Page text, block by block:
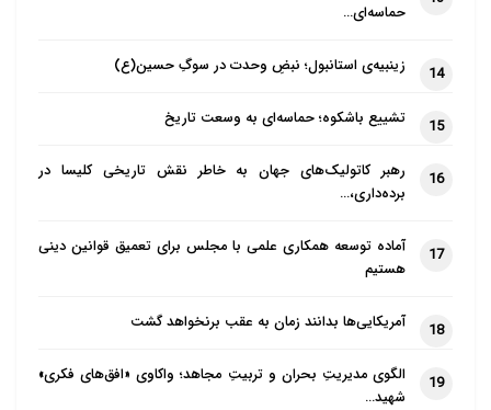
حماسه‌ای…
14 زینبیه‌ی استانبول؛ نبضِ وحدت در سوگِ حسین(ع)
15 تشییع باشکوه؛ حماسه‌ای به وسعت تاریخ
16
رهبر کاتولیک‌های جهان به خاطر نقش تاریخی کلیسا در
برده‌داری،…
17
آماده توسعه همکاری علمی با مجلس برای تعمیق قوانین دینی
هستیم
18 آمریکایی‌ها بدانند زمان به عقب برنخواهد گشت
19
الگوی مدیریتِ بحران و تربیتِ مجاهد؛ واکاوی «افق‌های فکری»
شهید…